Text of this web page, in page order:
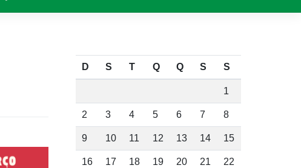
D S T Q Q S S
1
2 3 4 5 6 7 8
9 10 11 12 13 14 15
16 17 18 19 20 21 22